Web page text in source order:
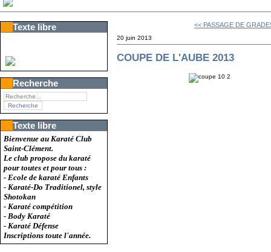
Texte libre
Recherche
Texte libre
Bienvenue au Karaté Club
Saint-Clément.
Le club propose du karaté
pour toutes et pour tous :
- Ecole de karaté Enfants
- Karaté-Do Traditionel, style
Shotokan
- Karaté compétition
- Body Karaté
- Karaté Défense
Inscriptions toute l'année.
<< PASSAGE DE
20 juin 2013
COUPE DE L'AUBE 2013